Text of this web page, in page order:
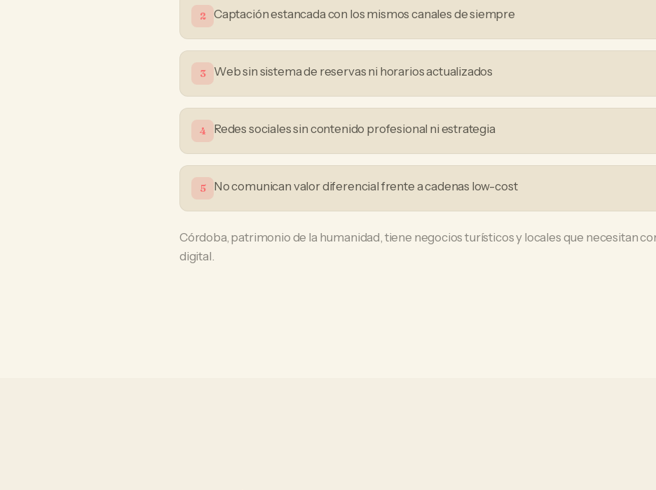
2 Captación estancada con los mismos canales de siempre
3 Web sin sistema de reservas ni horarios actualizados
4 Redes sociales sin contenido profesional ni estrategia
5 No comunican valor diferencial frente a cadenas low-cost
Córdoba, patrimonio de la humanidad, tiene negocios turísticos y locales que necesitan
digital.